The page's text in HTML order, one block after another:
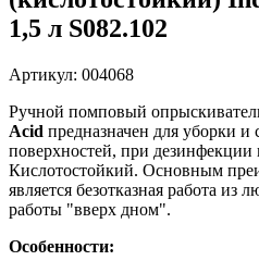
1,5 л S082.102
Артикул: 004068
Ручной помповый
Acid предназначен для уборки и
поверхностей, при
Кислотостойкий. Основным
является безотказная работа из
работы "вверх дном".
Особенности: